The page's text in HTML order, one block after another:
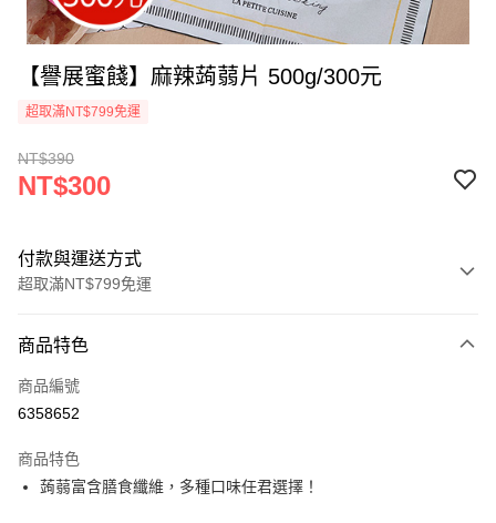
【譽展蜜餞】麻辣蒟蒻片 500g/300元
超取滿NT$799免運
NT$390
NT$300
付款與運送方式
超取滿NT$799免運
信用卡一次付款
超商取貨付款
Apple Pay
商品特色
商品編號
6358652
商品特色
蒟蒻富含膳食纖維，多種口味任君選擇！